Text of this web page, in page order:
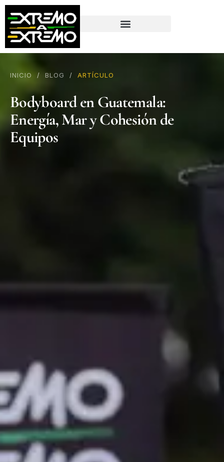
contenido
INICIO / BLOG / ARTÍCULO
Bodyboard en Guatemala:
Energía, Mar y Cohesión de
Equipos